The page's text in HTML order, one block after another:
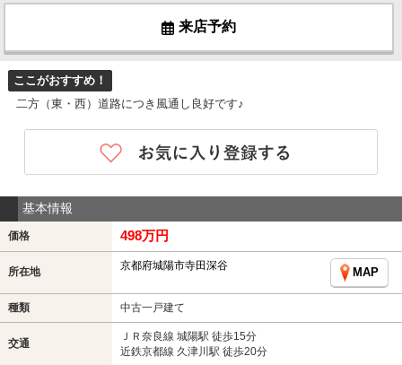
来店予約
ここがおすすめ！
二方（東・西）道路につき風通し良好です♪
基本情報
価格 498万円
所在地 京都府城陽市寺田深谷
MAP
種類 中古一戸建て
交通
ＪＲ奈良線 城陽駅 徒歩15分
近鉄京都線 久津川駅 徒歩20分